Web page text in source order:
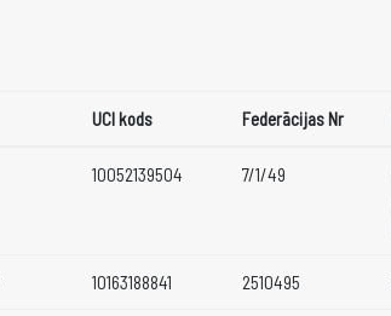
UCI kods Federācijas Nr
10052139504 7/1/49
10163188841 2510495